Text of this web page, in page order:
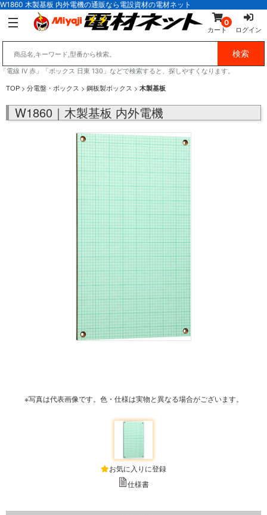
W1860 木製基板 内外電機の通販なら電設資材の電材ネット
0
カート ログイン
「電線 IV 赤」「ボックス 日東 130」などで検索すると、探しやすくなります。
TOP > 分電盤・ボックス > 鋼板製ボックス > 木製基板
W1860｜木製基板 内外電機
※写真は代表画像です。色・仕様は実物と異なる場合がございます。
お気に入りに登録
仕様書